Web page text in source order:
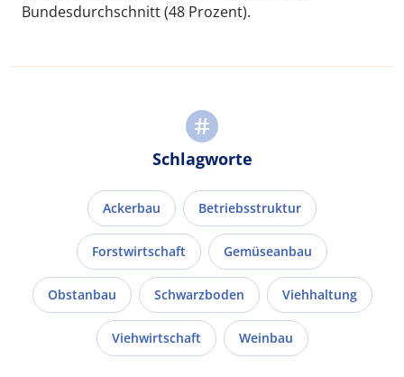
Bundesdurchschnitt (48 Prozent).
Schlagworte
Ackerbau Betriebsstruktur
Forstwirtschaft Gemüseanbau
Obstanbau Schwarzboden Viehhaltung
Viehwirtschaft Weinbau